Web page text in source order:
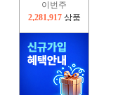
이번주
2,281,917 상품